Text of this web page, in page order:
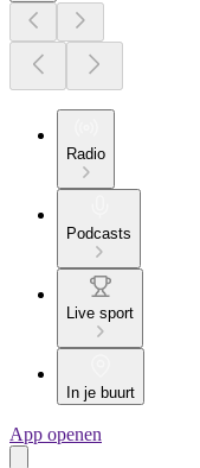
Radio
Podcasts
Live sport
In je buurt
App openen